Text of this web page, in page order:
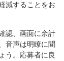
減することをお
認、画面に余計
音声は明瞭に聞
う。応募者に良